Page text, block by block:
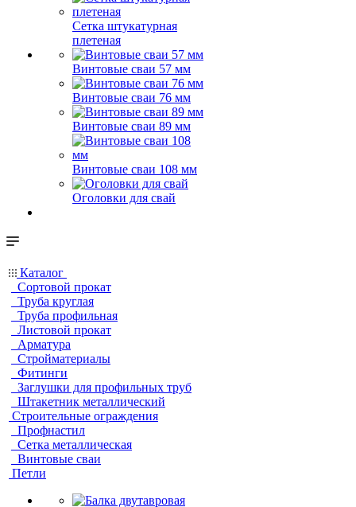
Сетка штукатурная
плетеная
Винтовые сваи 57 мм
Винтовые сваи 76 мм
Винтовые сваи 89 мм
Винтовые сваи 108 мм
Оголовки для свай
Каталог
Сортовой прокат
Труба круглая
Труба профильная
Листовой прокат
Арматура
Стройматериалы
Фитинги
Заглушки для профильных труб
Штакетник металлический
Строительные ограждения
Профнастил
Сетка металлическая
Винтовые сваи
Петли